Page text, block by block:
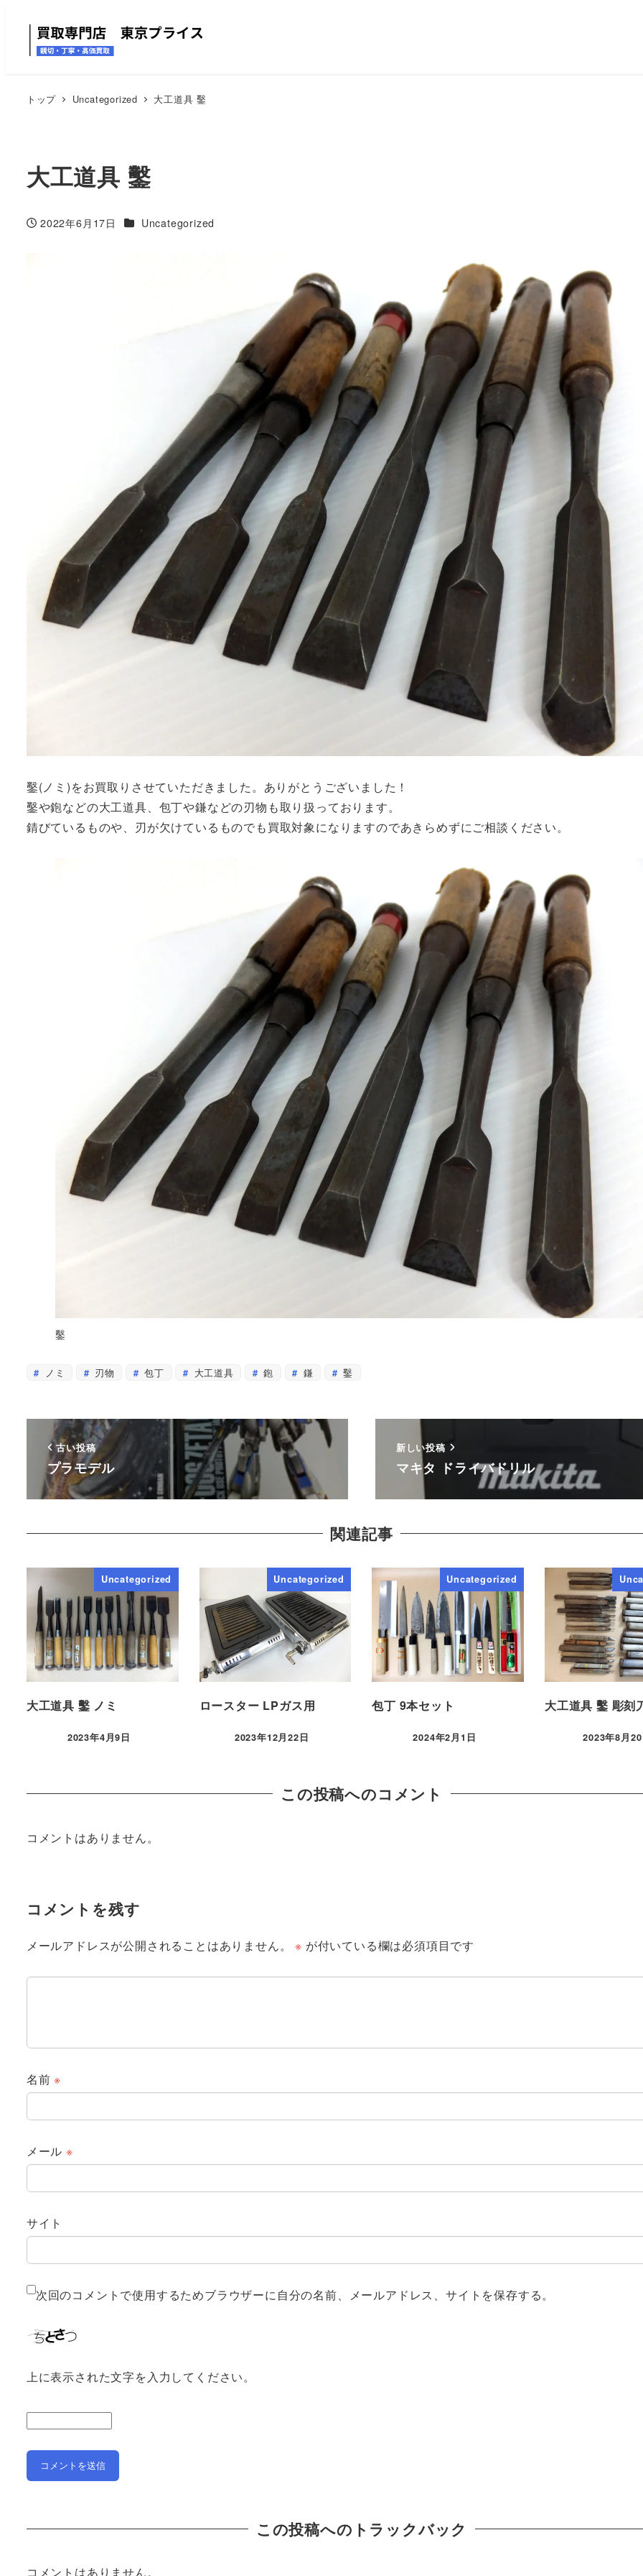
トップ Uncategorized 大工道具 鑿
大工道具 鑿
投稿日
2022年6月17日 カテゴリー
Uncategorized
鑿(ノミ)をお買取りさせていただきました。ありがとうございました！
鑿や鉋などの大工道具、包丁や鎌などの刃物も取り扱っております。
錆びているものや、刃が欠けているものでも買取対象になりますのであきらめずにご相談ください。
鑿
ノミ 刃物 包丁 大工道具 鉋 鎌 鑿
古い投稿
プラモデル
新しい投稿
マキタ ドライバドリル
関連記事
Uncategorized
大工道具 鑿 ノミ
2023年4月9日
Uncategorized
ロースター LPガス用
2023年12月22日
Uncategorized
包丁 9本セット
2024年2月1日
大工道具 鑿 彫刻
2023年8月
この投稿へのコメント
コメントはありません。
コメントを残す
メールアドレスが公開されることはありません。 ※ が付いている欄は必須項目です
名前※
メール ※
サイト
次回のコメントで使用するためブラウザーに自分の名前、メールアドレス、サイトを保存する。
上に表示された文字を入力してください。
この投稿へのトラックバック
コメントはありません。